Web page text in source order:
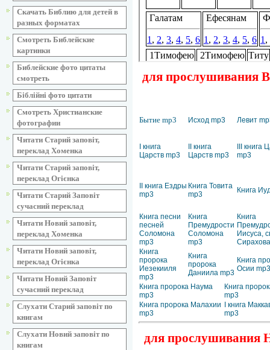
Скачать Библию для детей в
разных форматах
Смотреть Библейские
картинки
Библейские фото цитаты
смотреть
Біблійні фото цитати
Смотреть Христианские
фотографии
Читати Старий заповіт,
переклад Хоменка
Читати Старий заповіт,
переклад Огієнка
Читати Старий Заповіт
сучасний переклад
Читати Новий заповіт,
переклад Хоменка
Читати Новий заповіт,
переклад Огієнка
Читати Новий Заповіт
сучасний переклад
Слухати Старий заповіт по
книгам
Слухати Новий заповіт по
книгам
для прослушивания
Бытие mp3 Исход mp3 Левит
I книга
Царств mp3
II книга
Царств mp3
III книга
mp3
II книга Ездры
mp3
Книга Товита
mp3
Книга
Книга песни
песней
Соломона
mp3
Книга
Премудрости
Соломона
mp3
Книга
Иисуса,
Книга
пророка
Иезекииля
mp3
Книга
пророка
Даниила mp3
Книга
Осии mp3
Книга пророка Наума
mp3
Книга
mp3
Книга пророка Малахии
mp3
I книга
mp3
для прослушивания